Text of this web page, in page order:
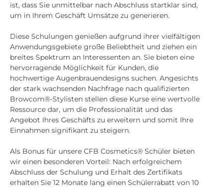
ist, dass Sie unmittelbar nach Abschluss startklar sind,
um in Ihrem Geschäft Umsätze zu generieren.
Diese Schulungen genießen aufgrund ihrer vielfältigen
Anwendungsgebiete große Beliebtheit und ziehen ein
breites Spektrum an Interessenten an. Sie bieten eine
hervorragende Möglichkeit für Kunden, die
hochwertige Augenbrauendesigns suchen. Angesichts
der stark wachsenden Nachfrage nach qualifizierten
Browcom®-Stylisten stellen diese Kurse eine wertvolle
Ressource dar, um die Professionalität und das
Angebot Ihres Geschäfts zu erweitern und somit Ihre
Einnahmen signifikant zu steigern.
Als Bonus für unsere CFB Cosmetics® Schüler bieten
wir einen besonderen Vorteil: Nach erfolgreichem
Abschluss der Schulung und Erhalt des Zertifikats
erhalten Sie 12 Monate lang einen Schülerrabatt von 10